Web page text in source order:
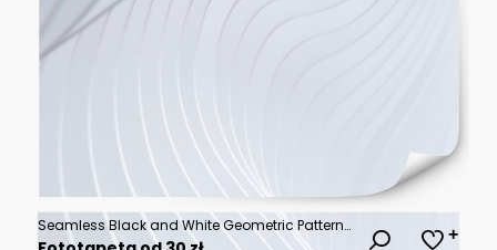
Seamless Black and White Geometric Pattern with Abstract Islamic Star Mandalas and Intricate Girih Lattice Grid